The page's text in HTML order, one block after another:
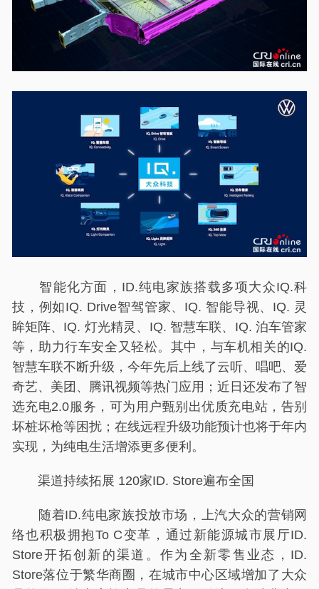
智能化方面，ID.纯电家族搭载多项大众IQ.科
技，例如IQ. Drive智驾管家、IQ. 智能导视、IQ. 灵
眸矩阵、IQ. 灯光精灵、IQ. 智慧车联、IQ. 泊车管家
等，助力行车安全又轻松。其中，与车机相关的IQ.
智慧车联不断升级，今年先后上线了云听、唱吧、爱
奇艺、美团、腾讯视频等热门应用；近日还发布了智
选充电2.0服务，可为用户甄别出优质充电站，告别
坏桩坏枪等困扰；在线远程升级功能预计也将于年内
实现，为纯电生活增添更多便利。
渠道持续拓展 120家ID. Store遍布全国
随着ID.纯电家族投放市场，上汽大众的营销网
络也积极拥抱To C变革，通过新能源城市展厅ID.
Store开拓创新的渠道。作为全新零售业态，ID.
Store落位于繁华商圈，在城市中心区域增加了大众